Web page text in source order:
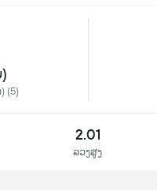
(5)
2.01
ລວງສູງ